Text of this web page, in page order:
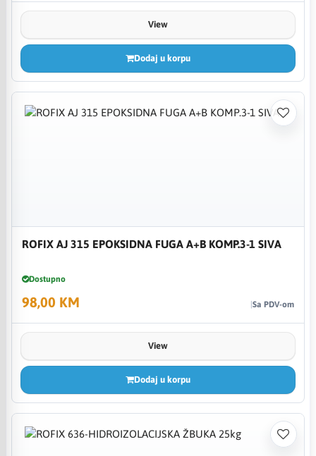
View
Dodaj u korpu
ROFIX AJ 315 EPOKSIDNA FUGA A+B KOMP.3-1 SIVA
Dostupno
98,00 KM Sa PDV-om
View
Dodaj u korpu